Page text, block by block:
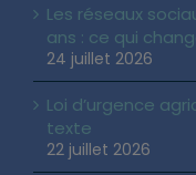
Les réseaux
ans : ce qui
24 juillet 2026
Loi d’urgence
texte
22 juillet 2026